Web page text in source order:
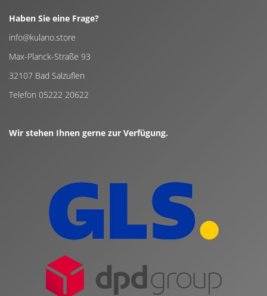
Haben Sie eine Frage?
info@kulano.store
Max-Planck-Straße 93
32107 Bad Salzuflen
Telefon 05222 20622
Wir stehen Ihnen gerne zur Verfügung.